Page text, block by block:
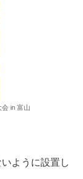
in 富山
ように設置し